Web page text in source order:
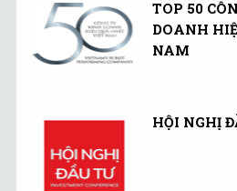
TOP 50
DOANH
NAM
HỘI NGHỊ